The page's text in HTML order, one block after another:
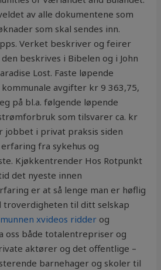
av alle dokumentene som
som skal sendes inn.
Verket beskriver og feirer
beskrives i Bibelen og i John
Lost. Faste løpende
avgifter kr 9 363,75,
på bl.a. følgende løpende
som tilsvarer ca. kr
jobbet i privat praksis siden
fra sykehus og
Kjøkkentrender Hos Rotpunkt
det nyeste innen
er at så lenge man er høflig
troverdigheten til ditt selskap
xvideos ridder og
oss både totalentrepriser og
aktører og det offentlige –
barnehager og skoler til